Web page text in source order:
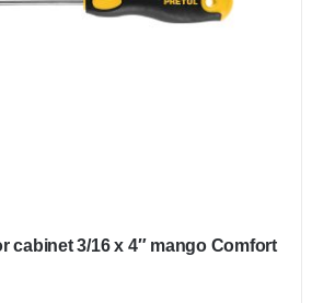
cabinet 3/16 x 4″ mango Comfort